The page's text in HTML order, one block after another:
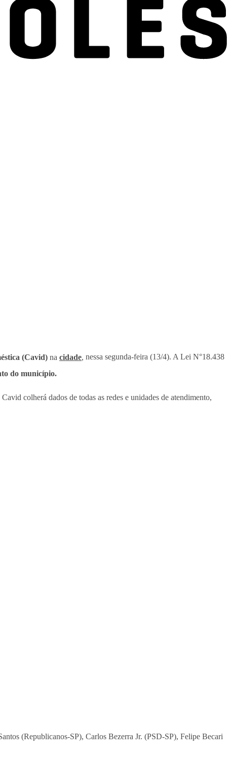
(Cavid) na cidade nessa segunda-feira (13/4). A Lei N°18.438
do município.
colherá dados de todas as redes e unidades de atendimento,
(Republicanos-SP), Carlos Bezerra Jr. (PSD-SP), Felipe Becari